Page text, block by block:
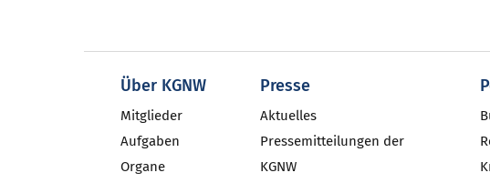
Über KGNW
Mitglieder
Aufgaben
Organe
Presse
Aktuelles
Pressemitteilungen der
KGNW